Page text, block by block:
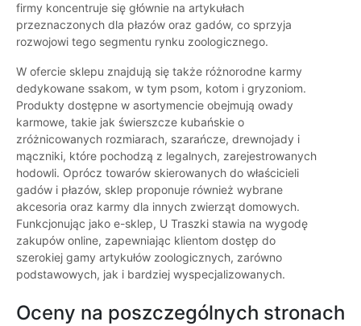
firmy koncentruje się głównie na artykułach
przeznaczonych dla płazów oraz gadów, co sprzyja
rozwojowi tego segmentu rynku zoologicznego.
W ofercie sklepu znajdują się także różnorodne karmy
dedykowane ssakom, w tym psom, kotom i gryzoniom.
Produkty dostępne w asortymencie obejmują owady
karmowe, takie jak świerszcze kubańskie o
zróżnicowanych rozmiarach, szarańcze, drewnojady i
mączniki, które pochodzą z legalnych, zarejestrowanych
hodowli. Oprócz towarów skierowanych do właścicieli
gadów i płazów, sklep proponuje również wybrane
akcesoria oraz karmy dla innych zwierząt domowych.
Funkcjonując jako e-sklep, U Traszki stawia na wygodę
zakupów online, zapewniając klientom dostęp do
szerokiej gamy artykułów zoologicznych, zarówno
podstawowych, jak i bardziej wyspecjalizowanych.
Oceny na poszczególnych stronach